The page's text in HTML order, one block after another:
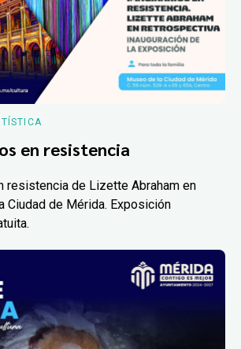
en resistencia
resistencia de Lizette Abraham en
Ciudad de Mérida. Exposición